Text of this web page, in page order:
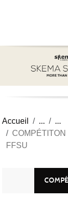
Accueil
FFSU